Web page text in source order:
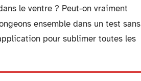
le ventre ? Peut-on vraiment
ensemble dans un test sans
pour sublimer toutes les